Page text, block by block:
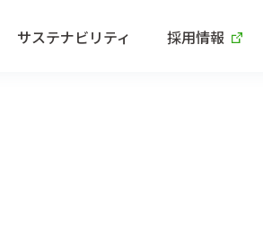
サステナビリティ 採用情報